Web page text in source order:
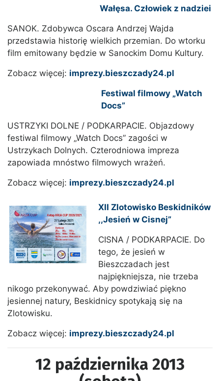
Wałęsa. Człowiek z nadziei
SANOK. Zdobywca Oscara Andrzej Wajda
przedstawia historię wielkich przemian. Do wtorku
film emitowany będzie w Sanockim Domu Kultury.
Zobacz więcej: imprezy.bieszczady24.pl
Festiwal filmowy „Watch
Docs”
USTRZYKI DOLNE / PODKARPACIE. Objazdowy
festiwal filmowy „Watch Docs” zagości w
Ustrzykach Dolnych. Czterodniowa impreza
zapowiada mnóstwo filmowych wrażeń.
Zobacz więcej: imprezy.bieszczady24.pl
XII Zlotowisko Beskidników
,,Jesień w Cisnej”
CISNA / PODKARPACIE. Do
tego, że jesień w
Bieszczadach jest
najpiękniejsza, nie trzeba
nikogo przekonywać. Aby powdziwiać piękno
jesiennej natury, Beskidnicy spotykają się na
Zlotowisku.
Zobacz więcej: imprezy.bieszczady24.pl
12 października 2013